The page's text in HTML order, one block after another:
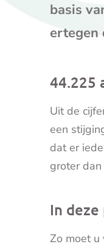
basis
ertegen
44.225
Uit de
een
dat er
groter
In
Zo moet